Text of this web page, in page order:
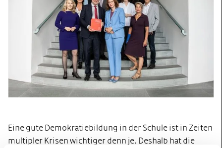
Eine gute Demokratiebildung in der Schule ist in Zeiten
multipler Krisen wichtiger denn je. Deshalb hat die